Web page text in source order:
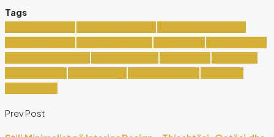
Tags
Prev Post